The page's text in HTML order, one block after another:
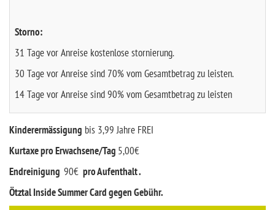
Storno:
31 Tage vor Anreise kostenlose stornierung.
30 Tage vor Anreise sind 70% vom Gesamtbetrag zu leisten.
14 Tage vor Anreise sind 90% vom Gesamtbetrag zu leisten
Kinderermässigung bis 3,99 Jahre FREI
Kurtaxe pro Erwachsene/Tag 5,00€
Endreinigung 90€ pro Aufenthalt .
Ötztal Inside Summer Card gegen Gebühr.